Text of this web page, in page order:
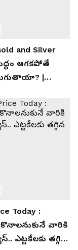
and Silver
ఆగకపోతే
|
Today :
వారికి
ఎట్టకేలకు తగ్గిన